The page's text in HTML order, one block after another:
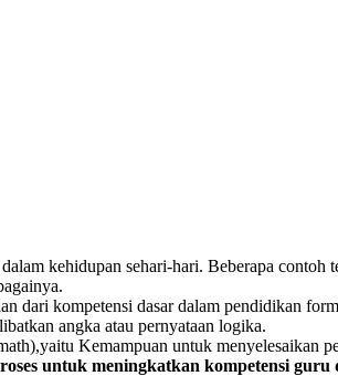
kehidupan sehari-hari. Beberapa
dari kompetensi dasar dalam pendidikan
angka atau pernyataan logika.
Kemampuan untuk menyelesaikan
untuk meningkatkan kompetensi